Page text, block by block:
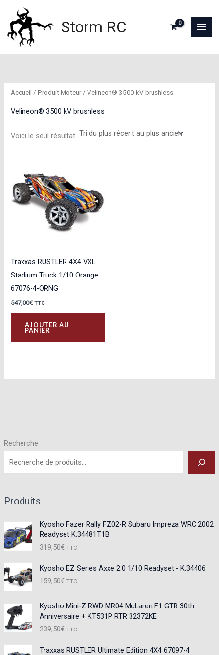
contenu
Storm RC
Recherche
Produits
Kyosho Fazer Rally FZ02-R Subaru Impreza WRC 2002
Readyset K.34481T1B
319,50€ TTC
Kyosho EZ Series Axxe 2.0 1/10 Readyset - K.34406
159,50€ TTC
Kyosho Mini-Z RWD MR04 McLaren F1 GTR 30th
Anniversaire + KT531P RTR 32372KE
239,50€ TTC
Traxxas RUSTLER Ultimate Edition 4X4 67097-4
Accueil / Produit Moteur / Velineon® 3500 kV brushless
Velineon® 3500 kV brushless
Voici le seul résultat
Traxxas RUSTLER 4X4 VXL
Stadium Truck 1/10 Orange
67076-4-ORNG
547,00€ TTC
AJOUTER AU
PANIER